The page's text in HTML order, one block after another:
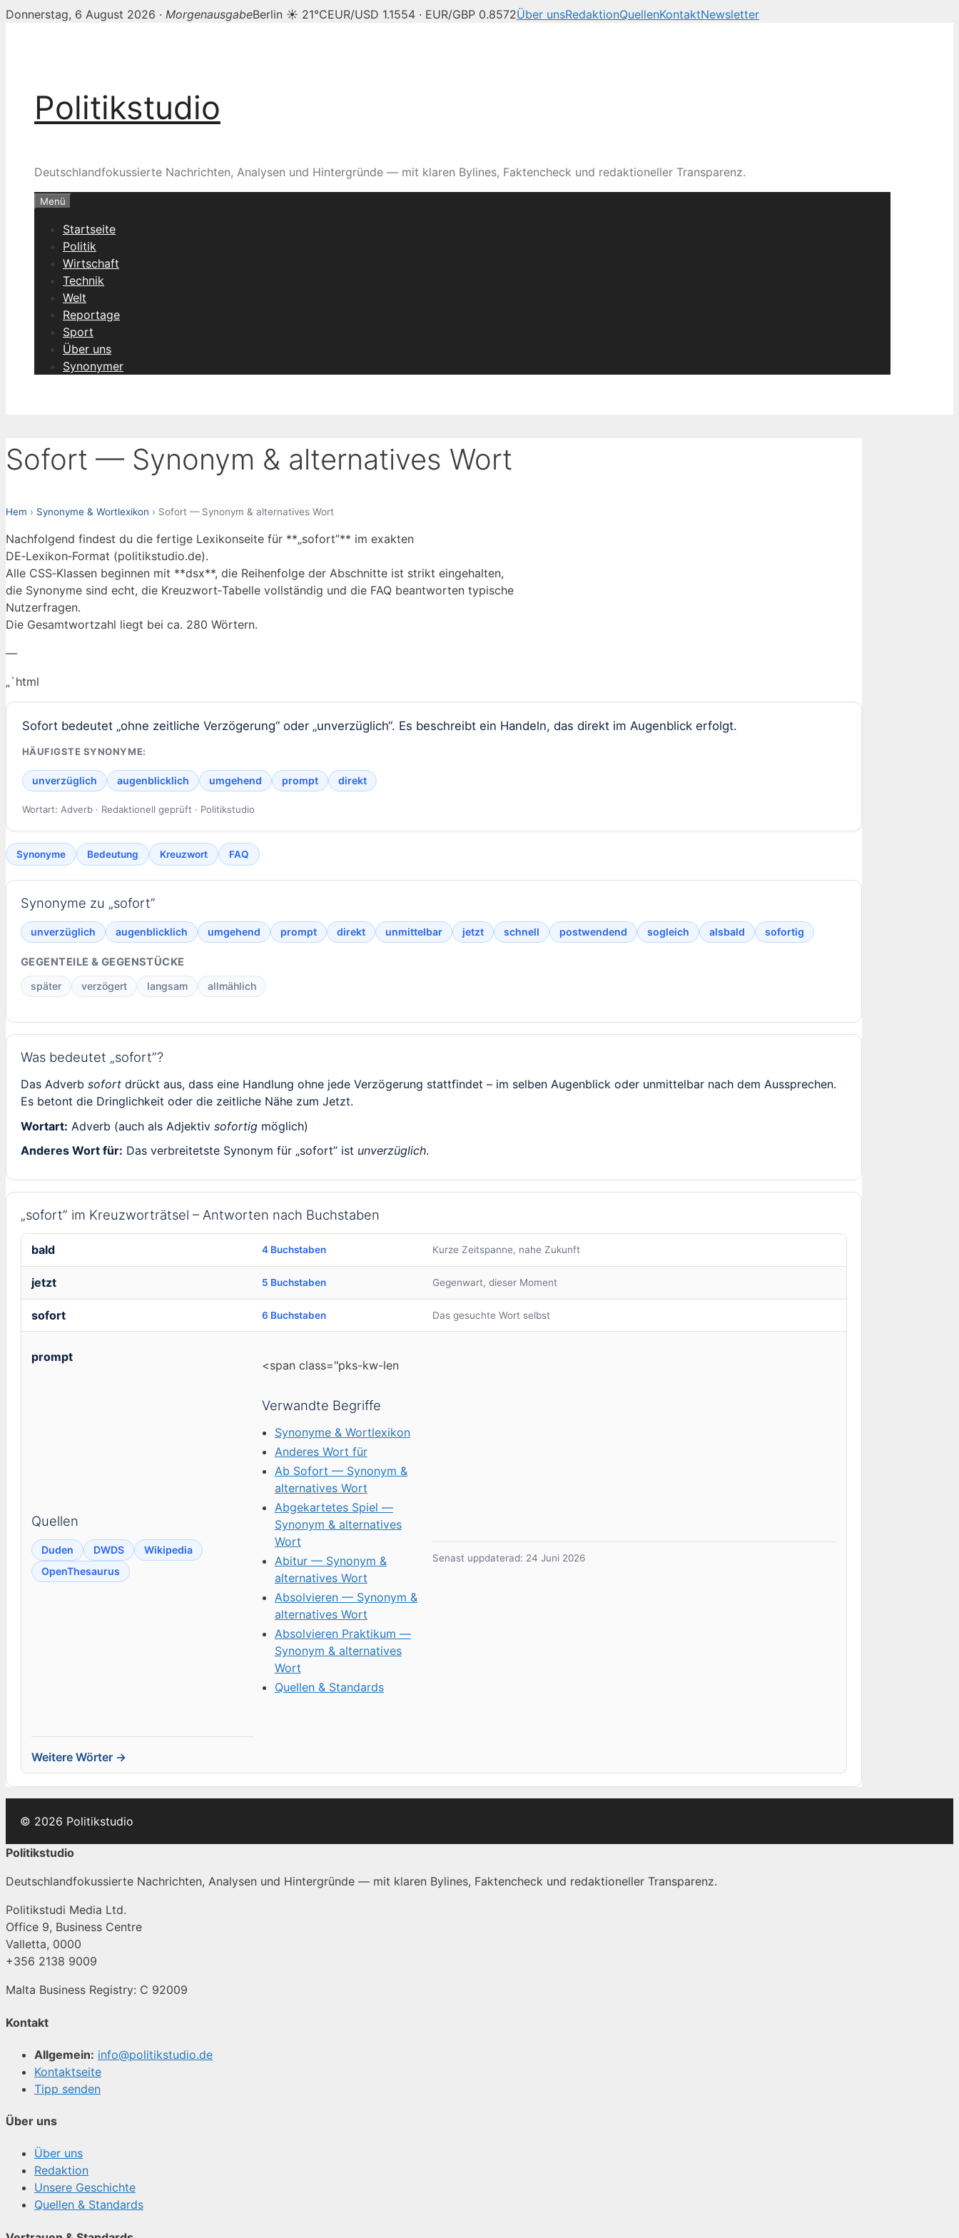
Donnerstag, 6 August 2026 · MorgenausgabeBerlin ☀ 21°CEUR/USD 1.1554 · EUR/GBP 0.8572Über unsRedaktionQuellenKontaktNewsletter
Politikstudio
Deutschlandfokussierte Nachrichten, Analysen und Hintergründe — mit klaren Bylines, Faktencheck und redaktioneller Transparenz.
Menü
Startseite
Politik
Wirtschaft
Technik
Welt
Reportage
Sport
Über uns
Synonymer
Sofort — Synonym & alternatives Wort
Hem › Synonyme & Wortlexikon › Sofort — Synonym & alternatives Wort
Nachfolgend findest du die fertige Lexikonseite für **„sofort”** im exakten
DE‑Lexikon‑Format (politikstudio.de).
Alle CSS‑Klassen beginnen mit **dsx**, die Reihenfolge der Abschnitte ist strikt eingehalten,
die Synonyme sind echt, die Kreuzwort‑Tabelle vollständig und die FAQ beantworten typische
Nutzerfragen.
Die Gesamtwortzahl liegt bei ca. 280 Wörtern.
—
„`html
Sofort bedeutet „ohne zeitliche Verzögerung“ oder „unverzüglich“. Es beschreibt ein Handeln, das direkt im Augenblick erfolgt.
HÄUFIGSTE SYNONYME:
unverzüglich augenblicklich umgehend prompt direkt
Wortart: Adverb · Redaktionell geprüft · Politikstudio
Synonyme Bedeutung Kreuzwort FAQ
Synonyme zu „sofort”
unverzüglich augenblicklich umgehend prompt direkt unmittelbar jetzt schnell postwendend sogleich alsbald sofortig
GEGENTEILE & GEGENSTÜCKE
später verzögert langsam allmählich
Was bedeutet „sofort”?
Das Adverb sofort drückt aus, dass eine Handlung ohne jede Verzögerung stattfindet – im selben Augenblick oder unmittelbar nach dem Aussprechen.
Es betont die Dringlichkeit oder die zeitliche Nähe zum Jetzt.
Wortart: Adverb (auch als Adjektiv sofortig möglich)
Anderes Wort für: Das verbreitetste Synonym für „sofort” ist unverzüglich.
„sofort” im Kreuzworträtsel – Antworten nach Buchstaben
bald 4 Buchstaben Kurze Zeitspanne, nahe Zukunft
jetzt 5 Buchstaben Gegenwart, dieser Moment
sofort 6 Buchstaben Das gesuchte Wort selbst
prompt
<span class="pks-kw-len
Quellen
Duden DWDS
Wikipedia
OpenThesaurus
Verwandte Begriffe
Synonyme & Wortlexikon
Anderes Wort für
Ab Sofort — Synonym &
alternatives Wort
Abgekartetes Spiel —
Synonym & alternatives
Wort
Abitur — Synonym &
alternatives Wort
Absolvieren — Synonym &
alternatives Wort
Absolvieren Praktikum —
Synonym & alternatives
Wort
Quellen & Standards
Senast uppdaterad: 24 Juni 2026
Weitere Wörter →
© 2026 Politikstudio
Politikstudio
Deutschlandfokussierte Nachrichten, Analysen und Hintergründe — mit klaren Bylines, Faktencheck und redaktioneller Transparenz.
Politikstudi Media Ltd.
Office 9, Business Centre
Valletta, 0000
+356 2138 9009
Malta Business Registry: C 92009
Kontakt
Allgemein: info@politikstudio.de
Kontaktseite
Tipp senden
Über uns
Über uns
Redaktion
Unsere Geschichte
Quellen & Standards